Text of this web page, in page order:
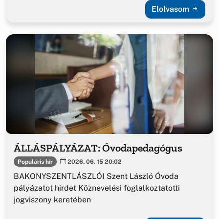
Elolvasom
ÁLLÁSPÁLYÁZAT: Óvodapedagógus
Populáris hír 2026. 06. 15 20:02
BAKONYSZENTLÁSZLÓI Szent László Óvoda
pályázatot hirdet Köznevelési foglalkoztatotti
jogviszony keretében